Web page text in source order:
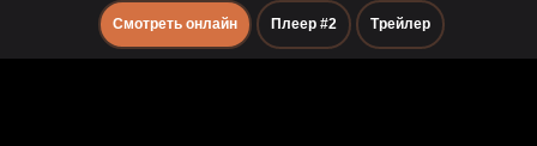
Смотреть онлайн Плеер #2 Трейлер